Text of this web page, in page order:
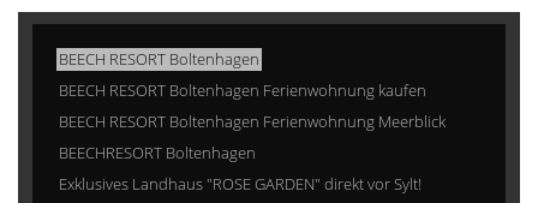
BEECH RESORT Boltenhagen
BEECH RESORT Boltenhagen Ferienwohnung kaufen
BEECH RESORT Boltenhagen Ferienwohnung Meerblick
BEECHRESORT Boltenhagen
Exklusives Landhaus "ROSE GARDEN" direkt vor Sylt!